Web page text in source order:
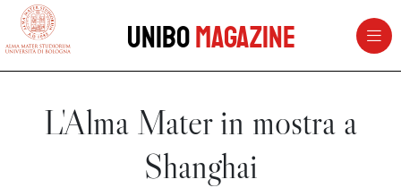
vai al contenuto della pagina
UniboMagazine
L'Alma Mater in mostra a
Shanghai